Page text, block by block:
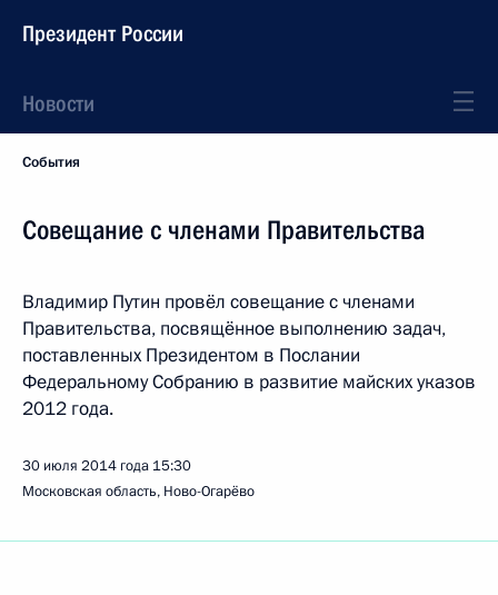
Президент России
Новости
События
Совещание с членами Правительства
Владимир Путин провёл совещание с членами
Правительства, посвящённое выполнению задач,
поставленных Президентом в Послании
Федеральному Собранию в развитие майских указов
2012 года.
30 июля 2014 года 15:30
Московская область, Ново-Огарёво